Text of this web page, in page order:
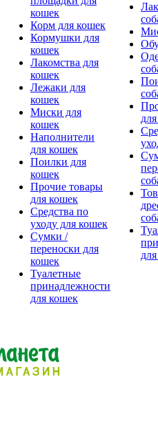
кошек
Корм для кошек
Кормушки для
кошек
Лакомства для
кошек
Лежаки для
кошек
Миски для
кошек
Наполнители
для кошек
Поилки для
кошек
Прочие товары
для кошек
Средства по
уходу для кошек
Сумки /
переноски для
кошек
Туалетные
принадлежности
для кошек